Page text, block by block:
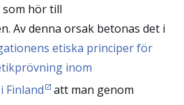
hör till
Av denna orsak betonas det i
etiska principer för
inom
Finland
att man genom